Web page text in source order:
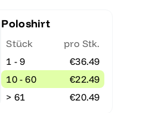
Poloshirt
Stück
pro Stk.
1 - 9
€36.49
10 - 60
€22.49
> 61
€20.49